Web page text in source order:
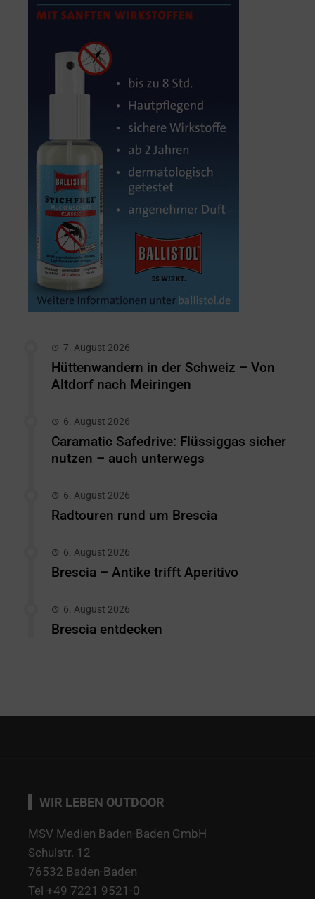
7. August 2026
Hüttenwandern in der Schweiz – Von
Altdorf nach Meiringen
6. August 2026
Caramatic Safedrive: Flüssiggas sicher
nutzen – auch unterwegs
6. August 2026
Radtouren rund um Brescia
6. August 2026
Brescia – Antike trifft Aperitivo
6. August 2026
Brescia entdecken
WIR LEBEN OUTDOOR
MSV Medien Baden-Baden GmbH
Schulstr. 12
76532 Baden-Baden
Tel +49 7221 9521-0